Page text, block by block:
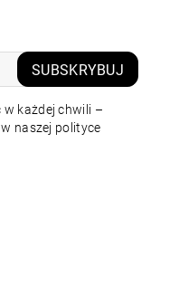
SUBSKRYBUJ
w każdej chwili –
naszej polityce